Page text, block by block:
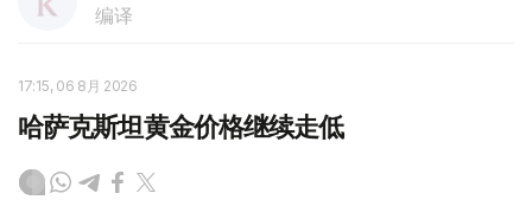
编译
17:15, 06 8月 2026
哈萨克斯坦黄金价格继续走低